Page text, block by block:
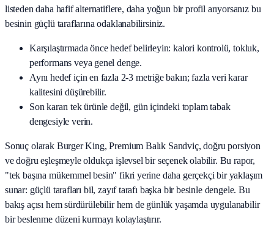
listeden daha hafif alternatiflere, daha yoğun bir profil arıyorsanız bu
besinin güçlü taraflarına odaklanabilirsiniz.
Karşılaştırmada önce hedef belirleyin: kalori kontrolü, tokluk,
performans veya genel denge.
Aynı hedef için en fazla 2-3 metriğe bakın; fazla veri karar
kalitesini düşürebilir.
Son kararı tek ürünle değil, gün içindeki toplam tabak
dengesiyle verin.
Sonuç olarak Burger King, Premium Balık Sandviç, doğru porsiyon
ve doğru eşleşmeyle oldukça işlevsel bir seçenek olabilir. Bu rapor,
"tek başına mükemmel besin" fikri yerine daha gerçekçi bir yaklaşım
sunar: güçlü tarafları bil, zayıf tarafı başka bir besinle dengele. Bu
bakış açısı hem sürdürülebilir hem de günlük yaşamda uygulanabilir
bir beslenme düzeni kurmayı kolaylaştırır.